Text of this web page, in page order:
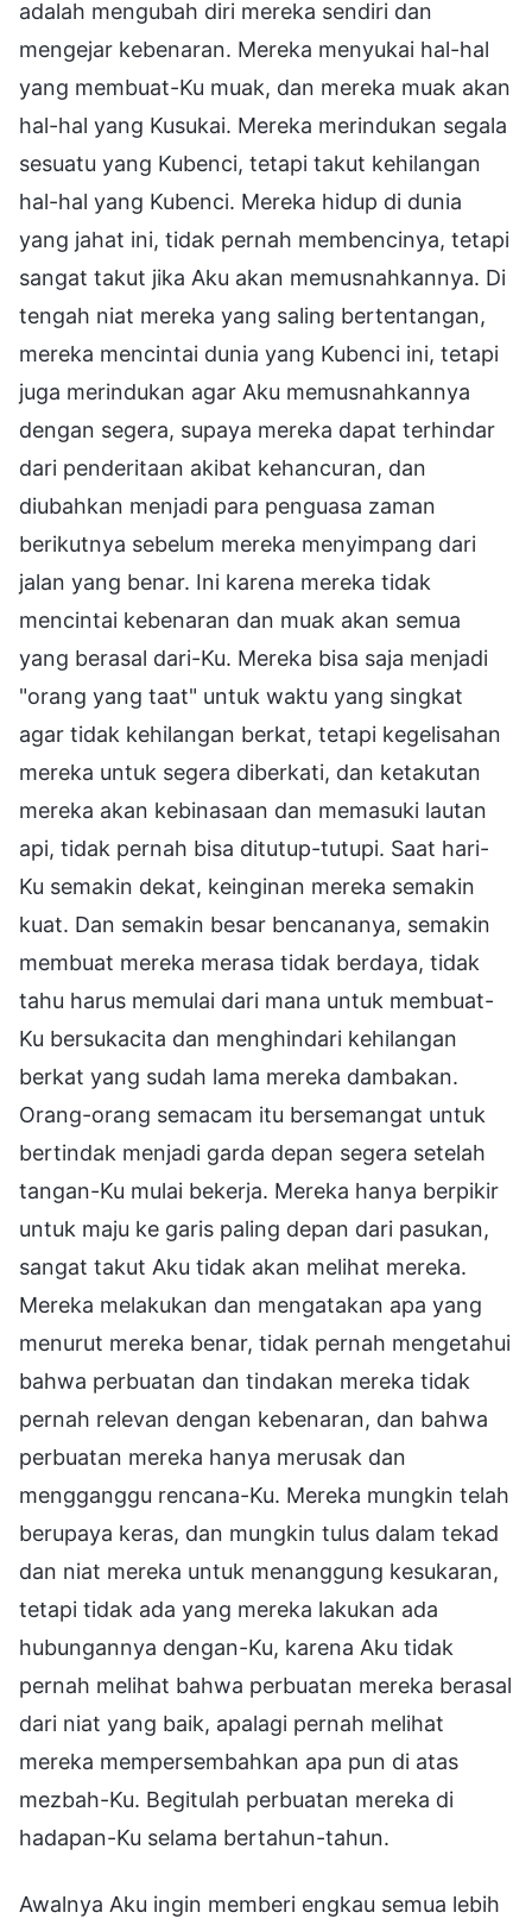
adalah mengubah diri mereka sendiri dan
mengejar kebenaran. Mereka menyukai hal-hal
yang membuat-Ku muak, dan mereka muak akan
hal-hal yang Kusukai. Mereka merindukan segala
sesuatu yang Kubenci, tetapi takut kehilangan
hal-hal yang Kubenci. Mereka hidup di dunia
yang jahat ini, tidak pernah membencinya, tetapi
sangat takut jika Aku akan memusnahkannya. Di
tengah niat mereka yang saling bertentangan,
mereka mencintai dunia yang Kubenci ini, tetapi
juga merindukan agar Aku memusnahkannya
dengan segera, supaya mereka dapat terhindar
dari penderitaan akibat kehancuran, dan
diubahkan menjadi para penguasa zaman
berikutnya sebelum mereka menyimpang dari
jalan yang benar. Ini karena mereka tidak
mencintai kebenaran dan muak akan semua
yang berasal dari-Ku. Mereka bisa saja menjadi
"orang yang taat" untuk waktu yang singkat
agar tidak kehilangan berkat, tetapi kegelisahan
mereka untuk segera diberkati, dan ketakutan
mereka akan kebinasaan dan memasuki lautan
api, tidak pernah bisa ditutup-tutupi. Saat hari-
Ku semakin dekat, keinginan mereka semakin
kuat. Dan semakin besar bencananya, semakin
membuat mereka merasa tidak berdaya, tidak
tahu harus memulai dari mana untuk membuat-
Ku bersukacita dan menghindari kehilangan
berkat yang sudah lama mereka dambakan.
Orang-orang semacam itu bersemangat untuk
bertindak menjadi garda depan segera setelah
tangan-Ku mulai bekerja. Mereka hanya berpikir
untuk maju ke garis paling depan dari pasukan,
sangat takut Aku tidak akan melihat mereka.
Mereka melakukan dan mengatakan apa yang
menurut mereka benar, tidak pernah mengetahui
bahwa perbuatan dan tindakan mereka tidak
pernah relevan dengan kebenaran, dan bahwa
perbuatan mereka hanya merusak dan
mengganggu rencana-Ku. Mereka mungkin telah
berupaya keras, dan mungkin tulus dalam tekad
dan niat mereka untuk menanggung kesukaran,
tetapi tidak ada yang mereka lakukan ada
hubungannya dengan-Ku, karena Aku tidak
pernah melihat bahwa perbuatan mereka berasal
dari niat yang baik, apalagi pernah melihat
mereka mempersembahkan apa pun di atas
mezbah-Ku. Begitulah perbuatan mereka di
hadapan-Ku selama bertahun-tahun.
Awalnya Aku ingin memberi engkau semua lebih